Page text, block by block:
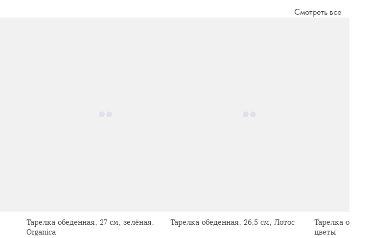
Смотреть все
Тарелка обеденная, 27 см, зелёная,
Organica
Тарелка обеденная, 26,5 см, Лотос
Тарелка
цветы